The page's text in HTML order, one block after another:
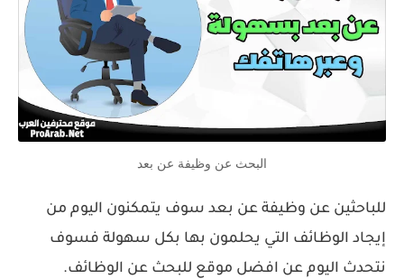
البحث عن وظيفة عن بعد
للباحثين عن وظيفة عن بعد سوف يتمكنون اليوم من
إيجاد الوظائف التي يحلمون بها بكل سهولة فسوف
نتحدث اليوم عن افضل موقع للبحث عن الوظائف.